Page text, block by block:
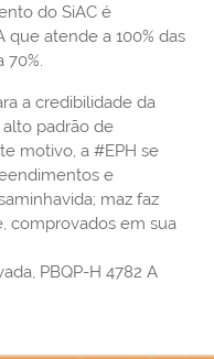
do SiAC é
que atende a 100% das
a credibilidade da
padrão de
motivo, a #EPH se
e
maz faz
comprovados em sua
PBQP-H 4782 A